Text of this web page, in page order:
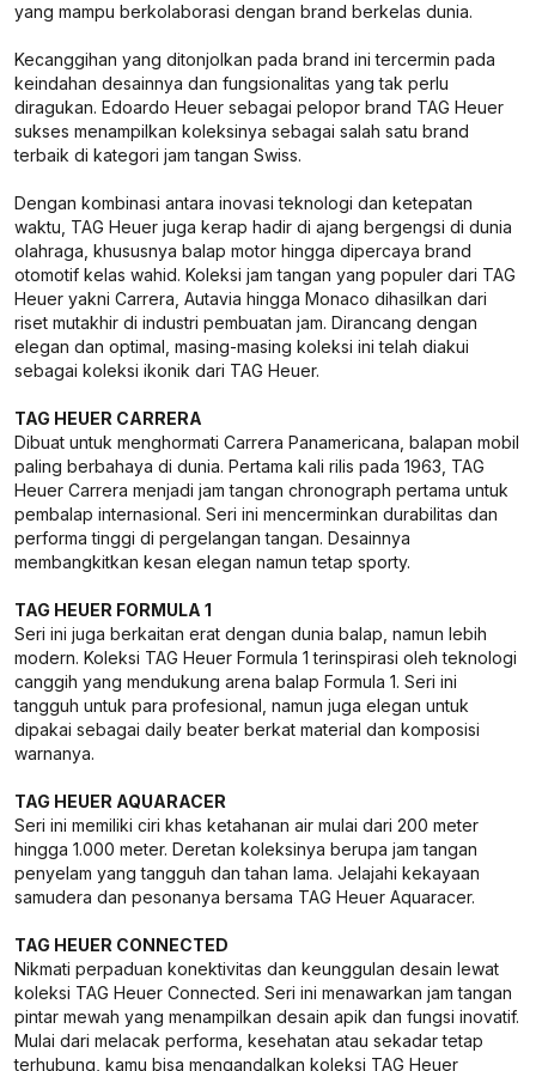
yang mampu berkolaborasi dengan brand berkelas dunia.
Kecanggihan yang ditonjolkan pada brand ini tercermin pada
keindahan desainnya dan fungsionalitas yang tak perlu
diragukan. Edoardo Heuer sebagai pelopor brand TAG Heuer
sukses menampilkan koleksinya sebagai salah satu brand
terbaik di kategori jam tangan Swiss.
Dengan kombinasi antara inovasi teknologi dan ketepatan
waktu, TAG Heuer juga kerap hadir di ajang bergengsi di dunia
olahraga, khususnya balap motor hingga dipercaya brand
otomotif kelas wahid. Koleksi jam tangan yang populer dari TAG
Heuer yakni Carrera, Autavia hingga Monaco dihasilkan dari
riset mutakhir di industri pembuatan jam. Dirancang dengan
elegan dan optimal, masing-masing koleksi ini telah diakui
sebagai koleksi ikonik dari TAG Heuer.
TAG HEUER CARRERA
Dibuat untuk menghormati Carrera Panamericana, balapan mobil
paling berbahaya di dunia. Pertama kali rilis pada 1963, TAG
Heuer Carrera menjadi jam tangan chronograph pertama untuk
pembalap internasional. Seri ini mencerminkan durabilitas dan
performa tinggi di pergelangan tangan. Desainnya
membangkitkan kesan elegan namun tetap sporty.
TAG HEUER FORMULA 1
Seri ini juga berkaitan erat dengan dunia balap, namun lebih
modern. Koleksi TAG Heuer Formula 1 terinspirasi oleh teknologi
canggih yang mendukung arena balap Formula 1. Seri ini
tangguh untuk para profesional, namun juga elegan untuk
dipakai sebagai daily beater berkat material dan komposisi
warnanya.
TAG HEUER AQUARACER
Seri ini memiliki ciri khas ketahanan air mulai dari 200 meter
hingga 1.000 meter. Deretan koleksinya berupa jam tangan
penyelam yang tangguh dan tahan lama. Jelajahi kekayaan
samudera dan pesonanya bersama TAG Heuer Aquaracer.
TAG HEUER CONNECTED
Nikmati perpaduan konektivitas dan keunggulan desain lewat
koleksi TAG Heuer Connected. Seri ini menawarkan jam tangan
pintar mewah yang menampilkan desain apik dan fungsi inovatif.
Mulai dari melacak performa, kesehatan atau sekadar tetap
terhubung, kamu bisa mengandalkan koleksi TAG Heuer